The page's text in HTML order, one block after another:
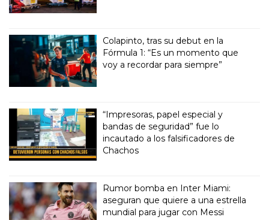
Colapinto, tras su debut en la
Fórmula 1: “Es un momento que
voy a recordar para siempre”
“Impresoras, papel especial y
bandas de seguridad” fue lo
incautado a los falsificadores de
Chachos
Rumor bomba en Inter Miami:
aseguran que quiere a una estrella
mundial para jugar con Messi